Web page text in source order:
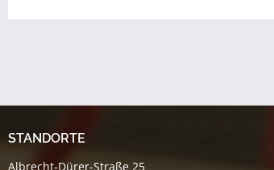
STANDORTE
Albrecht-Dürer-Straße 25